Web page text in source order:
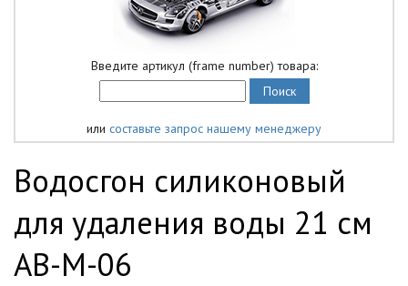
Введите артикул (frame number) товара:
или составьте запрос нашему менеджеру
Водосгон силиконовый
для удаления воды 21 см
AB-M-06